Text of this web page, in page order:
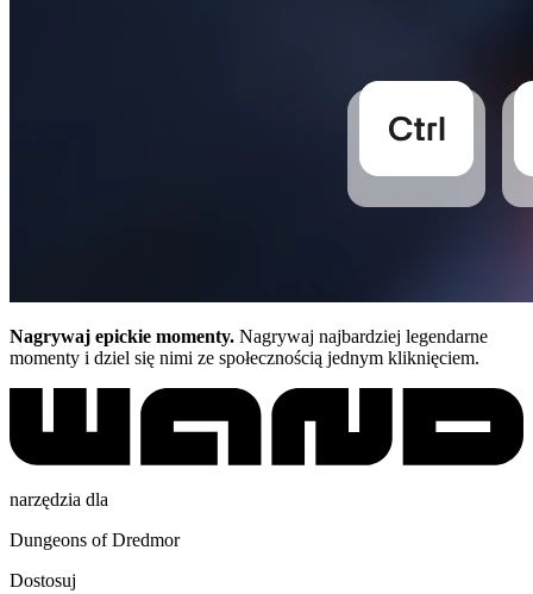
Nagrywaj epickie momenty. Nagrywaj najbardziej legendarne
momenty i dziel się nimi ze społecznością jednym kliknięciem.
narzędzia dla
Dungeons of Dredmor
Dostosuj